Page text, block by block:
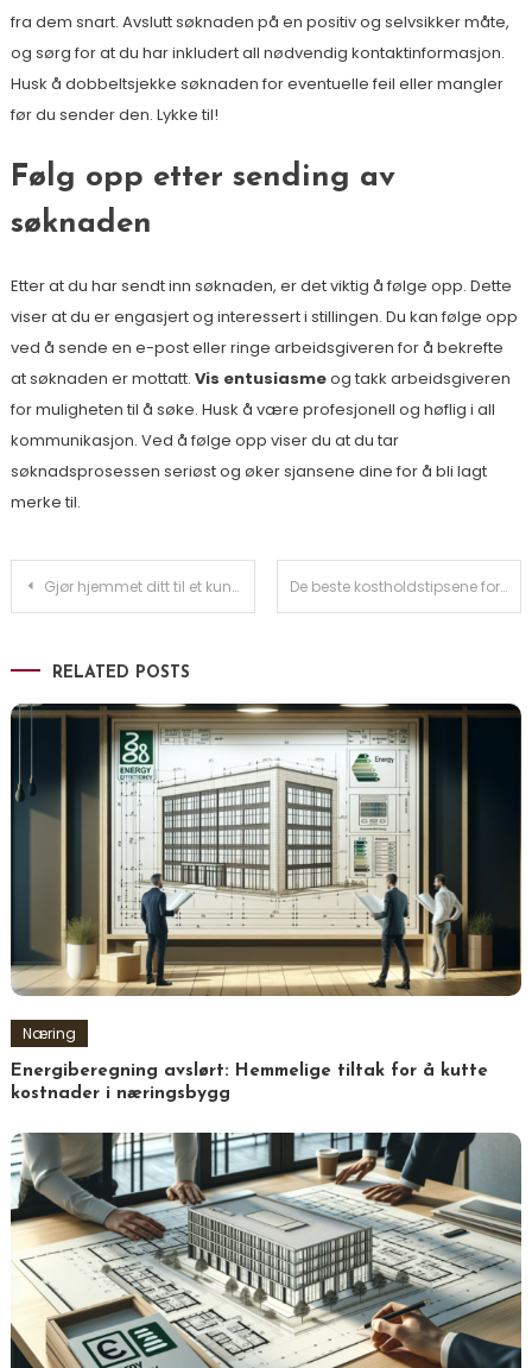
fra dem snart. Avslutt søknaden på en positiv og selvsikker måte,
og sørg for at du har inkludert all nødvendig kontaktinformasjon.
Husk å dobbeltsjekke søknaden for eventuelle feil eller mangler
før du sender den. Lykke til!
Følg opp etter sending av
søknaden
Etter at du har sendt inn søknaden, er det viktig å følge opp. Dette
viser at du er engasjert og interessert i stillingen. Du kan følge opp
ved å sende en e-post eller ringe arbeidsgiveren for å bekrefte
at søknaden er mottatt. Vis entusiasmeog takk arbeidsgiveren
for muligheten til å søke. Husk å være profesjonell og høflig i all
kommunikasjon. Ved å følge opp viser du at du tar
søknadsprosessen seriøst og øker sjansene dine for å bli lagt
merke til.
Innleggsnavigasjon
Gjør hjemmet ditt til et kunstverk De beste kostholdstipsene for et sterkt immunforsvar
RELATED POSTS
Næring
Energiberegning avslørt: Hemmelige tiltak for å kutte
kostnader i næringsbygg